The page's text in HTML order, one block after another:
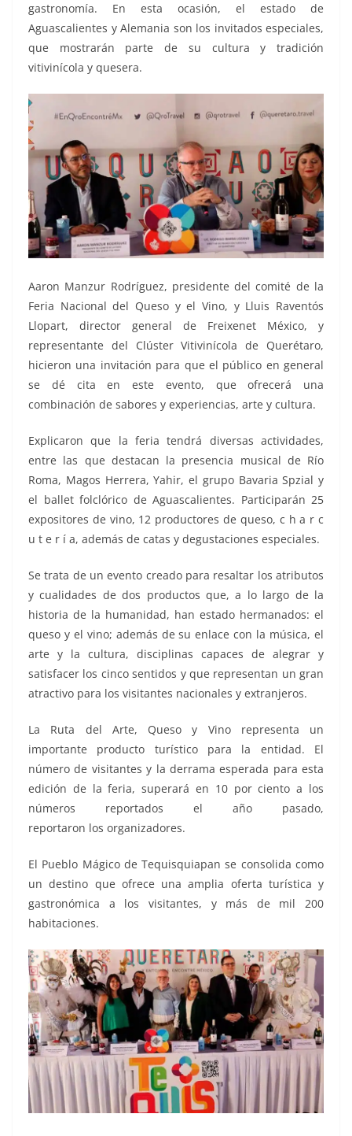
gastronomía. En esta ocasión, el estado de
Aguascalientes y Alemania son los invitados especiales,
que mostrarán parte de su cultura y tradición
vitivinícola y quesera.
Aaron Manzur Rodríguez, presidente del comité de la
Feria Nacional del Queso y el Vino, y Lluis Raventós
Llopart, director general de Freixenet México, y
representante del Clúster Vitivinícola de Querétaro,
hicieron una invitación para que el público en general
se dé cita en este evento, que ofrecerá una
combinación de sabores y experiencias, arte y cultura.
Explicaron que la feria tendrá diversas actividades,
entre las que destacan la presencia musical de Río
Roma, Magos Herrera, Yahir, el grupo Bavaria Spzial y
el ballet folclórico de Aguascalientes. Participarán 25
expositores de vino, 12 productores de queso, c h a r c
u t e r í a, además de catas y degustaciones especiales.
Se trata de un evento creado para resaltar los atributos
y cualidades de dos productos que, a lo largo de la
historia de la humanidad, han estado hermanados: el
queso y el vino; además de su enlace con la música, el
arte y la cultura, disciplinas capaces de alegrar y
satisfacer los cinco sentidos y que representan un gran
atractivo para los visitantes nacionales y extranjeros.
La Ruta del Arte, Queso y Vino representa un
importante producto turístico para la entidad. El
número de visitantes y la derrama esperada para esta
edición de la feria, superará en 10 por ciento a los
números reportados el año pasado,
reportaron los organizadores.
El Pueblo Mágico de Tequisquiapan se consolida como
un destino que ofrece una amplia oferta turística y
gastronómica a los visitantes, y más de mil 200
habitaciones.